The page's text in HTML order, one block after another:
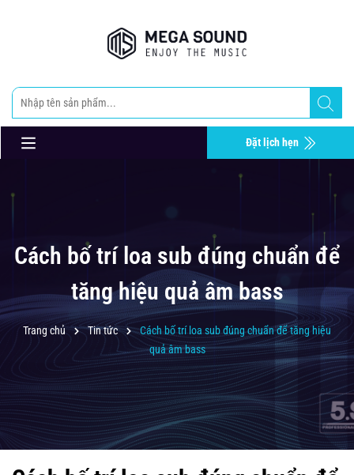
Đặt lịch hẹn
Cách bố trí loa sub đúng chuẩn để
tăng hiệu quả âm bass
Trang chủ Tin tức
Cách bố trí loa sub đúng chuẩn để tăng hiệu
quả âm bass